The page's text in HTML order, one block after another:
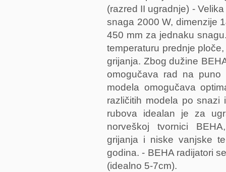
(razred II ugradnje) -
snaga 2000 W, dimenzije
450 mm za jednaku
temperaturu prednje
grijanja. Zbog dužine
omogučava rad na puno
modela omogučava
različitih modela po snazi
rubova idealan je za
norveškoj tvornici
grijanja i niske vanjske
godina. - BEHA radijatori
(idealno 5-7cm).